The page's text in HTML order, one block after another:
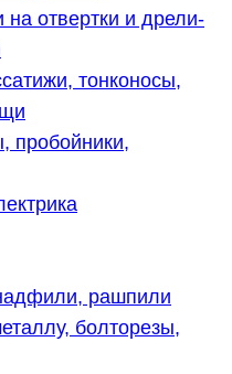
на отвертки и дрели-
тонконосы,
пробойники,
рашпили
болторезы,